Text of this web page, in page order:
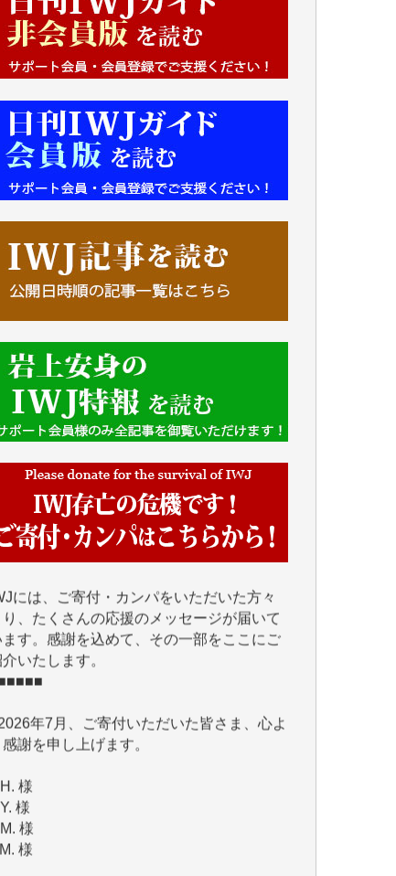
には、ご寄付・カンパをいただいた方々
り、たくさんの応援のメッセージが届いて
ます。感謝を込めて、その一部をここにご
介いたします。
年7月、ご寄付いただいた皆さま、心よ
感謝を申し上げます。
様
様
様
様
ツモト ヤスアキ 様
シオン 恵美香 様
井 祐子 様